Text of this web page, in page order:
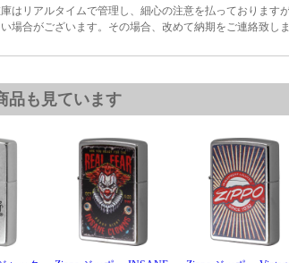
はリアルタイムで管理し、細心の注意を払っております
場合がございます。その場合、改めて納期をご連絡致し
品も見ています